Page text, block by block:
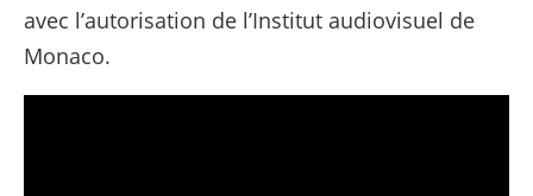
avec l’autorisation de l’Institut audiovisuel de
Monaco.